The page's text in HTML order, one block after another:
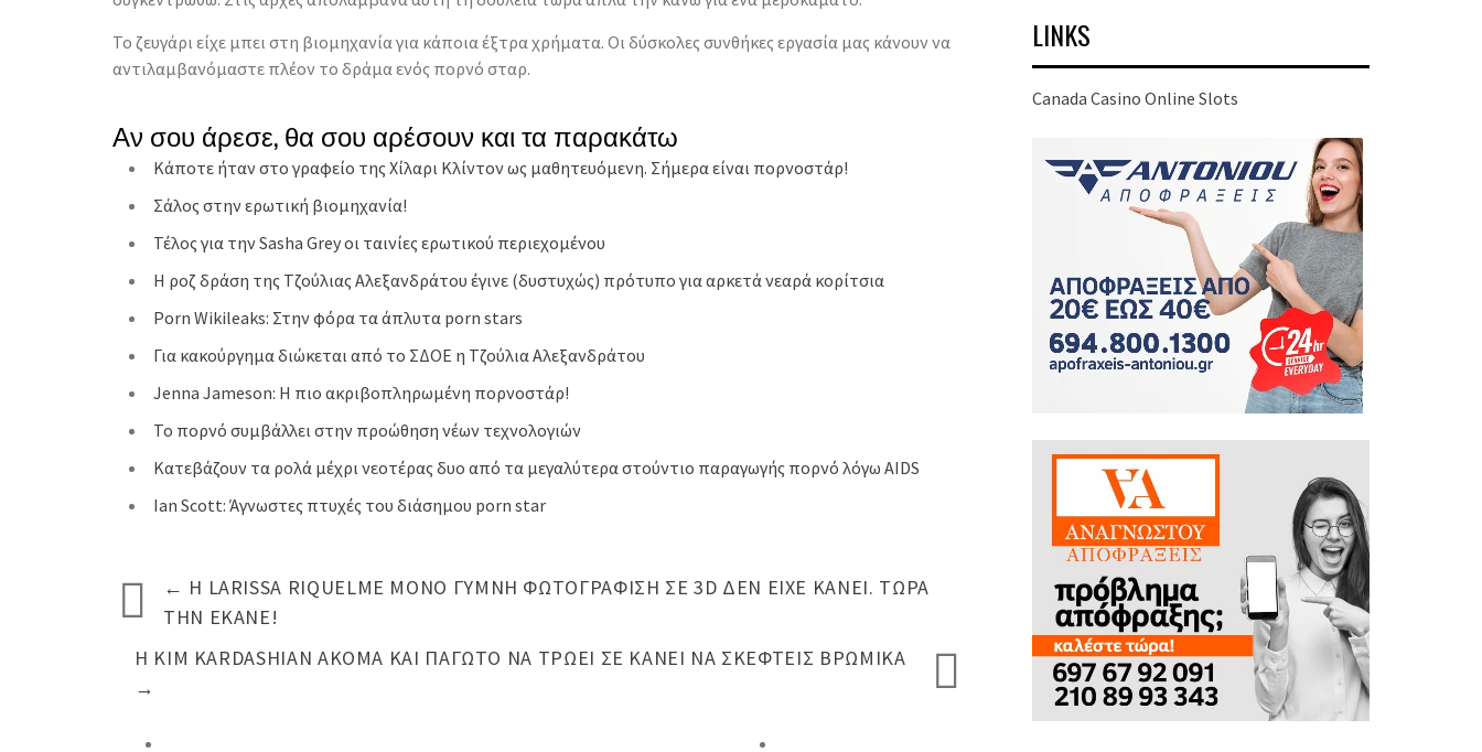
Το ζευγάρι είχε μπει στη βιομηχανία για κάποια έξτρα χρήματα. Οι δύσκολες συνθήκες εργασία μας κάνουν να
αντιλαμβανόμαστε πλέον το δράμα ενός πορνό σταρ.
Αν σου άρεσε, θα σου αρέσουν και τα παρακάτω
Κάποτε ήταν στο γραφείο της Χίλαρι Κλίντον ως μαθητευόμενη. Σήμερα είναι πορνοστάρ!
Σάλος στην ερωτική βιομηχανία!
Τέλος για την Sasha Grey οι ταινίες ερωτικού περιεχομένου
Η ροζ δράση της Τζούλιας Αλεξανδράτου έγινε (δυστυχώς) πρότυπο για αρκετά νεαρά κορίτσια
Porn Wikileaks: Στην φόρα τα άπλυτα porn stars
Για κακούργημα διώκεται από το ΣΔΟΕ η Τζούλια Αλεξανδράτου
Jenna Jameson: Η πιο ακριβοπληρωμένη πορνοστάρ!
Το πορνό συμβάλλει στην προώθηση νέων τεχνολογιών
Κατεβάζουν τα ρολά μέχρι νεοτέρας δυο από τα μεγαλύτερα στούντιο παραγωγής πορνό λόγω AIDS
Ian Scott: Άγνωστες πτυχές του διάσημου porn star
← Η LARISSA RIQUELME ΜΌΝΟ ΓΥΜΝΉ ΦΩΤΟΓΡΆΦΙΣΗ ΣΕ 3D ΔΕΝ ΕΊΧΕ ΚΆΝΕΙ. ΤΏΡΑ
ΤΗΝ ΈΚΑΝΕ!
Η KIM KARDASHIAN ΑΚΌΜΑ ΚΑΙ ΠΑΓΩΤΌ ΝΑ ΤΡΏΕΙ ΣΕ ΚΆΝΕΙ ΝΑ ΣΚΕΦΤΕΊΣ ΒΡΏΜΙΚΑ
→
LINKS
Canada Casino Online Slots